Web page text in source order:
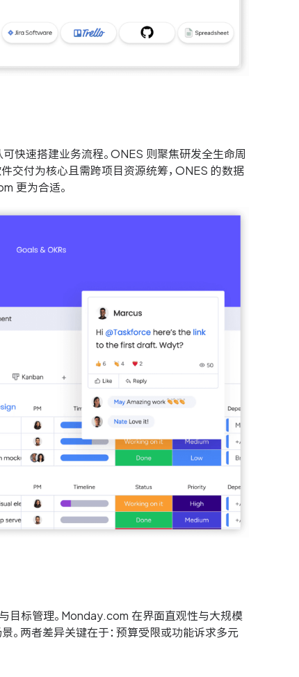
快速搭建业务流程。ONES 则聚焦研发全生命周
交付为核心且需跨项目资源统筹，ONES 的数据
更为合适。
目标管理。Monday.com 在界面直观性与大规模
。两者差异关键在于：预算受限或功能诉求多元